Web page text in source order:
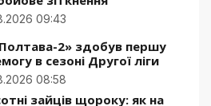
09:43
2» здобув першу
в сезоні Другої ліги
08:58
зайців щороку: як на